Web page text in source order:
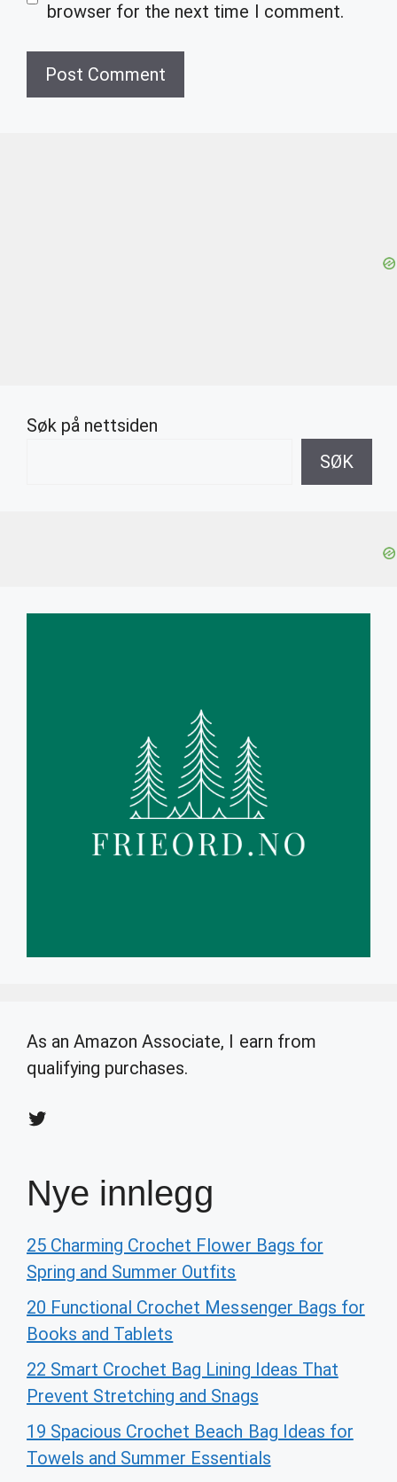
browser for the next time I comment.
Søk på nettsiden
SØK
As an Amazon Associate, I earn from
qualifying purchases.
Twitter
Nye innlegg
25 Charming Crochet Flower Bags for
Spring and Summer Outfits
20 Functional Crochet Messenger Bags for
Books and Tablets
22 Smart Crochet Bag Lining Ideas That
Prevent Stretching and Snags
19 Spacious Crochet Beach Bag Ideas for
Towels and Summer Essentials